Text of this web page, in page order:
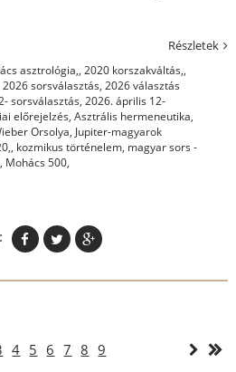
Részletek
asztrológia,, 2020 korszakváltás,,
2026 sorsválasztás, 2026 választás
sorsválasztás, 2026. április 12-
előrejelzés, Asztrális hermeneutika,
Orsolya, Jupiter-magyarok
, kozmikus történelem, magyar sors -
, Mohács 500,
4 5 6 7 8 9